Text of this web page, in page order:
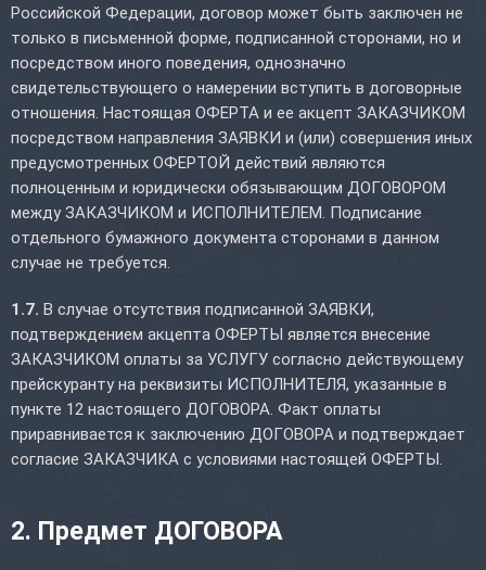
Российской Федерации, договор может быть заключен не
только в письменной форме, подписанной сторонами, но и
посредством иного поведения, однозначно
свидетельствующего о намерении вступить в договорные
отношения. Настоящая ОФЕРТА и ее акцепт ЗАКАЗЧИКОМ
посредством направления ЗАЯВКИ и (или) совершения иных
предусмотренных ОФЕРТОЙ действий являются
полноценным и юридически обязывающим ДОГОВОРОМ
между ЗАКАЗЧИКОМ и ИСПОЛНИТЕЛЕМ. Подписание
отдельного бумажного документа сторонами в данном
случае не требуется.
1.7. В случае отсутствия подписанной ЗАЯВКИ,
подтверждением акцепта ОФЕРТЫ является внесение
ЗАКАЗЧИКОМ оплаты за УСЛУГУ согласно действующему
прейскуранту на реквизиты ИСПОЛНИТЕЛЯ, указанные в
пункте 12 настоящего ДОГОВОРА. Факт оплаты
приравнивается к заключению ДОГОВОРА и подтверждает
согласие ЗАКАЗЧИКА с условиями настоящей ОФЕРТЫ.
2. Предмет ДОГОВОРА